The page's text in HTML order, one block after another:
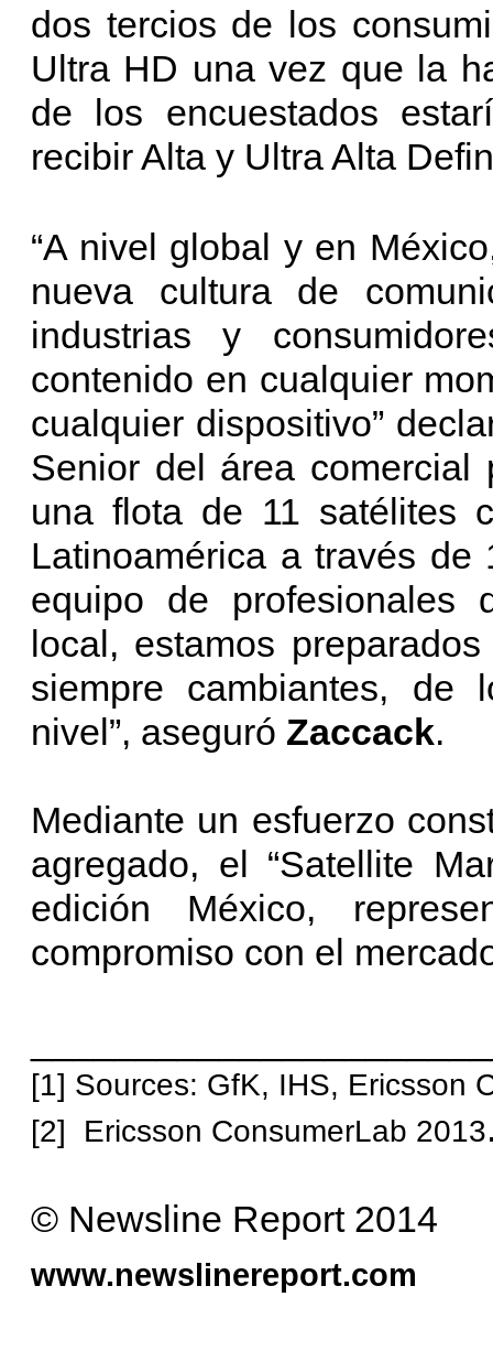
dos tercios de los
Ultra HD una vez que la
de los encuestados
recibir Alta y Ultra Alta
“A nivel global y en
nueva cultura de
industrias y
contenido en cualquier
cualquier dispositivo”
Senior del área
una flota de 11 satélites
Latinoamérica a través
equipo de profesionales
local, estamos
siempre cambiantes, de
nivel”, aseguró Zaccack.
Mediante un esfuerzo
agregado, el “Satellite
edición México,
compromiso con el
[1] Sources: GfK, IHS, Ericsson
[2] Ericsson ConsumerLab 2013
© Newsline Report 2014
www.newslinereport.com